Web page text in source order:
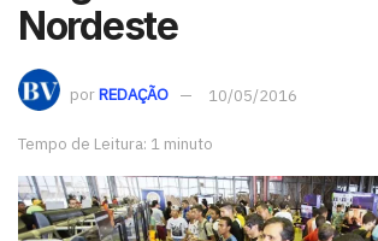
Nordeste
porREDAÇÃO 10/05/2016
Tempo de Leitura: 1 minuto